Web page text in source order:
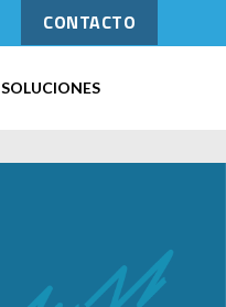
CONTACTO
SOLUCIONES